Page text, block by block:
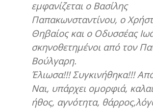
εμφανίζεται ο Βασίλης
Παπακωνσταντίνου, ο
Θηβαίος και ο Οδυσσέας
σκηνοθετημένοι από τον
Βούλγαρη.
Έλιωσα!!! Συγκινήθηκα!!!
Ναι, υπάρχει ομορφιά,
ήθος, αγνότητα,